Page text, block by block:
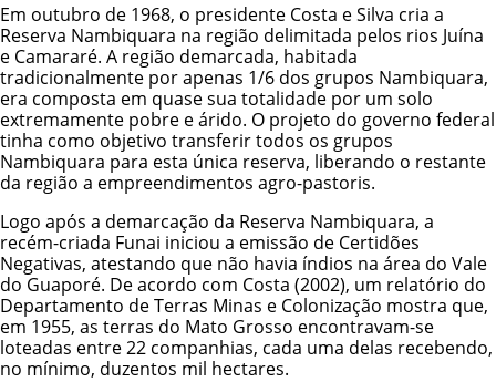
Em outubro de 1968, o presidente Costa e Silva cria a
Reserva Nambiquara na região delimitada pelos rios Juína
e Camararé. A região demarcada, habitada
tradicionalmente por apenas 1/6 dos grupos Nambiquara,
era composta em quase sua totalidade por um solo
extremamente pobre e árido. O projeto do governo federal
tinha como objetivo transferir todos os grupos
Nambiquara para esta única reserva, liberando o restante
da região a empreendimentos agro-pastoris.
Logo após a demarcação da Reserva Nambiquara, a
recém-criada Funai iniciou a emissão de Certidões
Negativas, atestando que não havia índios na área do Vale
do Guaporé. De acordo com Costa (2002), um relatório do
Departamento de Terras Minas e Colonização mostra que,
em 1955, as terras do Mato Grosso encontravam-se
loteadas entre 22 companhias, cada uma delas recebendo,
no mínimo, duzentos mil hectares.